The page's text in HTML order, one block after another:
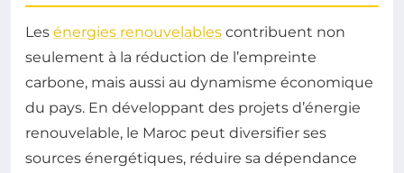
Les énergies renouvelables contribuent non
seulement à la réduction de l’empreinte
carbone, mais aussi au dynamisme économique
du pays. En développant des projets d’énergie
renouvelable, le Maroc peut diversifier ses
sources énergétiques, réduire sa dépendance